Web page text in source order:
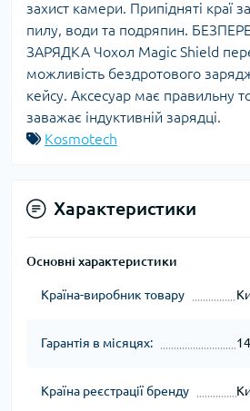
захист камери. Припідняті краї
пилу, води та подряпин.
ЗАРЯДКА Чохол Magic Shield
можливість бездротового
кейсу. Аксесуар має правильну
заважає індуктивній зарядці.
Kosmotech
Характеристики
Основні характеристики
Країна-виробник товару
Гарантія в місяцях:
Країна реєстрації бренду